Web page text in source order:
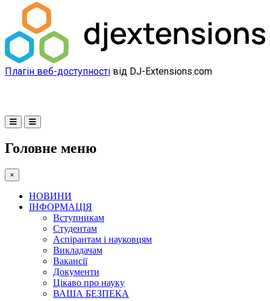
Плагін веб-доступності від DJ-Extensions.com
Головне меню
×
НОВИНИ
ІНФОРМАЦІЯ
Вступникам
Студентам
Аспірантам і науковцям
Викладачам
Вакансії
Документи
Цікаво про науку
ВАША БЕЗПЕКА